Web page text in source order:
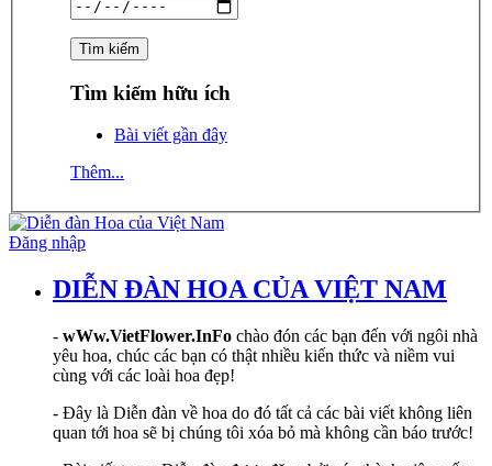
Tìm kiếm hữu ích
Bài viết gần đây
Thêm...
Đăng nhập
DIỄN ĐÀN HOA CỦA VIỆT NAM
- wWw.VietFlower.InFo chào đón các bạn đến với ngôi nhà
yêu hoa, chúc các bạn có thật nhiều kiến thức và niềm vui
cùng với các loài hoa đẹp!
- Đây là Diễn đàn về hoa do đó tất cả các bài viết không liên
quan tới hoa sẽ bị chúng tôi xóa bỏ mà không cần báo trước!